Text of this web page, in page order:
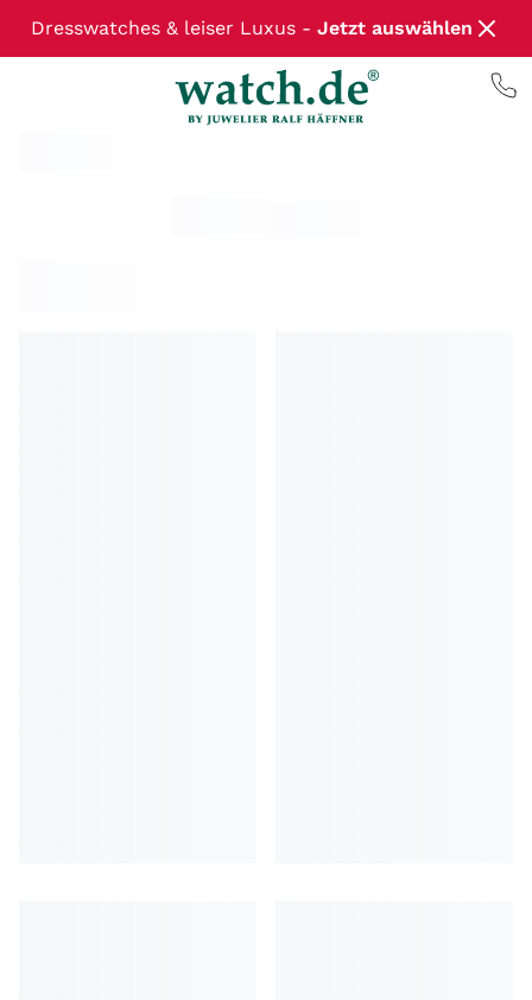
Dresswatches & leiser Luxus - Jetzt auswählen